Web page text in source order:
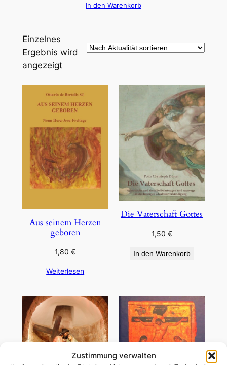
Zustimmung verwalten
In den Warenkorb
Einzelnes
Ergebnis wird
angezeigt
Aus seinem Herzen
geboren
1,80€
Weiterlesen
Die Vaterschaft Gottes
1,50 €
In den Warenkorb